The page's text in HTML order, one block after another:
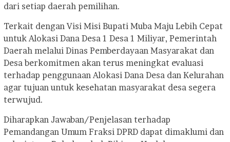
dari setiap daerah pemilihan.
‎Terkait dengan Visi Misi Bupati Muba Maju Lebih Cepat
untuk Alokasi Dana Desa 1 Desa 1 Miliyar, Pemerintah
Daerah melalui Dinas Pemberdayaan Masyarakat dan
Desa berkomitmen akan terus meningkat evaluasi
terhadap penggunaan Alokasi Dana Desa dan Kelurahan
agar tujuan untuk kesehatan masyarakat desa segera
terwujud.
‎Diharapkan Jawaban/Penjelasan terhadap
Pemandangan Umum Fraksi DPRD dapat dimaklumi dan